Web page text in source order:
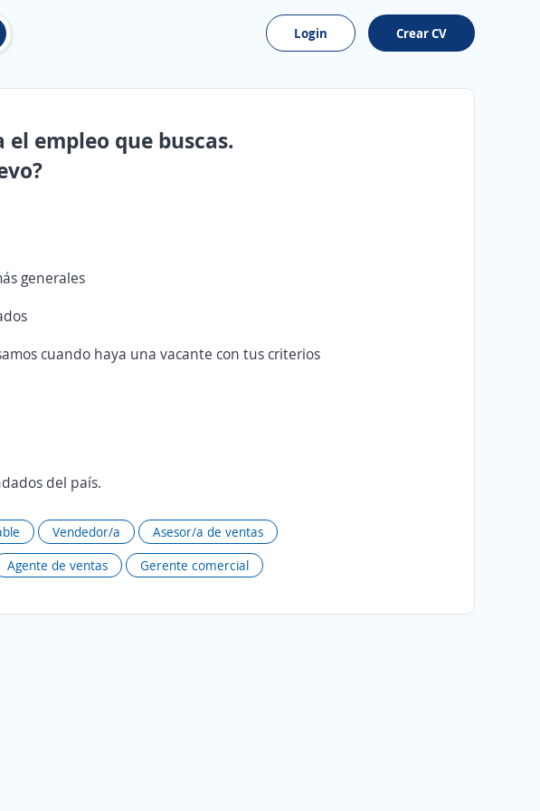
Login Crear CV
el empleo que buscas.
generales
cuando haya una vacante con tus criterios
del país.
Vendedor/a
Asesor/a de ventas
Agente de ventas Gerente comercial